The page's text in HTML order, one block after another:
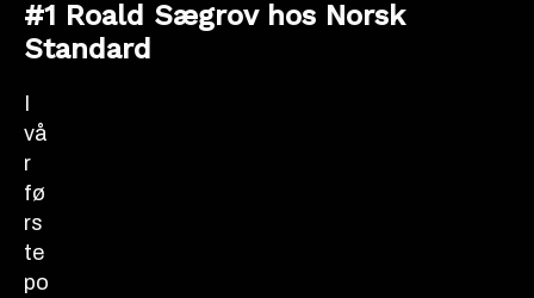
#1 Roald Sægrov hos Norsk
Standard
I
vå
r
fø
rs
te
po